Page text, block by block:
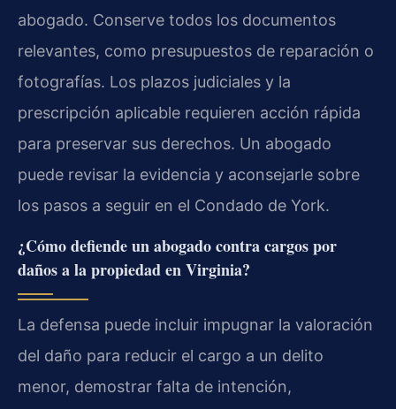
abogado. Conserve todos los documentos
relevantes, como presupuestos de reparación o
fotografías. Los plazos judiciales y la
prescripción aplicable requieren acción rápida
para preservar sus derechos. Un abogado
puede revisar la evidencia y aconsejarle sobre
los pasos a seguir en el Condado de York.
¿Cómo defiende un abogado contra cargos por
daños a la propiedad en Virginia?
La defensa puede incluir impugnar la valoración
del daño para reducir el cargo a un delito
menor, demostrar falta de intención,